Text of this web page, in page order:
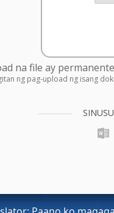
na file ay
ng pag-upload ng isang